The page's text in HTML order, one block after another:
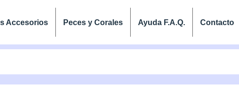
Accesorios Peces y Corales Ayuda F.A.Q. Contacto